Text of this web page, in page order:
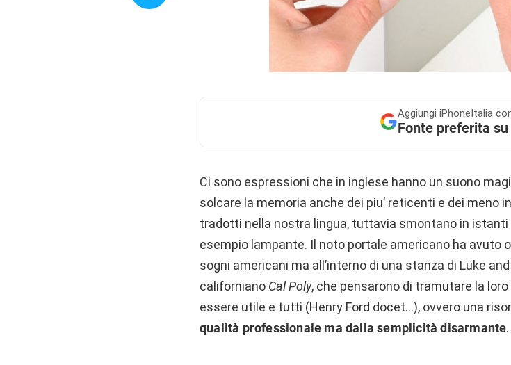
Aggiungi iPhoneItalia
Fonte preferita su
Ci sono espressioni che in inglese hanno un suono
solcare la memoria anche dei piu’ reticenti e dei meno
tradotti nella nostra lingua, tuttavia smontano in
esempio lampante. Il noto portale americano ha avuto
sogni americani ma all’interno di una stanza di Luke
californiano Cal Poly, che pensarono di tramutare la
essere utile e tutti (Henry Ford docet…), ovvero una
qualità professionale ma dalla semplicità disarmante.